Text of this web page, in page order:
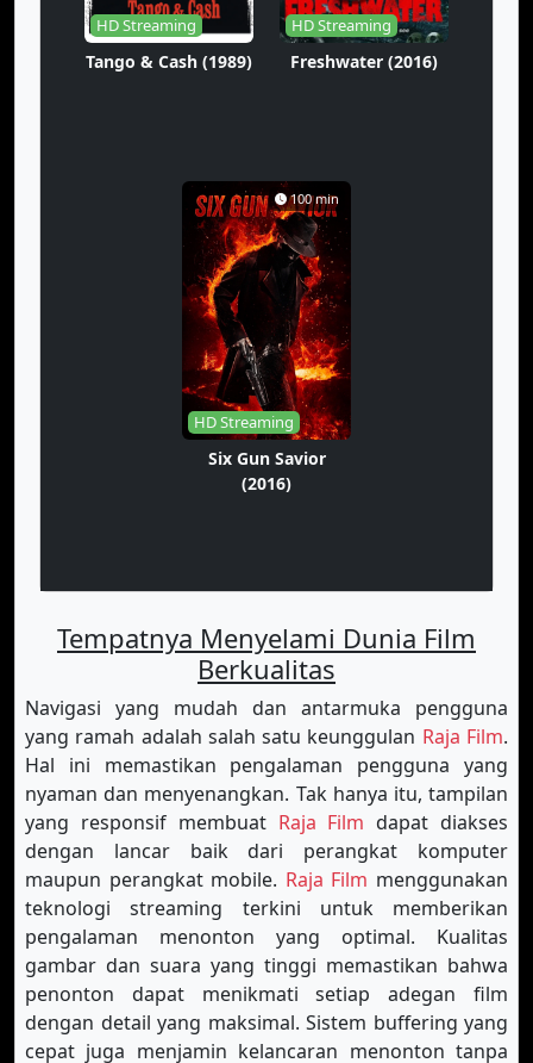
HD Streaming
Tango & Cash (1989)
HD Streaming
Freshwater (2016)
100 min
HD Streaming
Six Gun Savior
(2016)
Tempatnya Menyelami Dunia Film
Berkualitas
Navigasi yang mudah dan antarmuka pengguna
yang ramah adalah salah satu keunggulan Raja Film.
Hal ini memastikan pengalaman pengguna yang
nyaman dan menyenangkan. Tak hanya itu, tampilan
yang responsif membuat Raja Film dapat diakses
dengan lancar baik dari perangkat komputer
maupun perangkat mobile. Raja Film menggunakan
teknologi streaming terkini untuk memberikan
pengalaman menonton yang optimal. Kualitas
gambar dan suara yang tinggi memastikan bahwa
penonton dapat menikmati setiap adegan film
dengan detail yang maksimal. Sistem buffering yang
cepat juga menjamin kelancaran menonton tanpa